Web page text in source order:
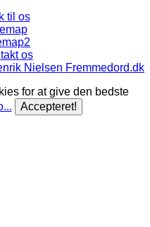
til os
os
Nielsen Fremmedord.dk
for at give den bedste
Accepteret!